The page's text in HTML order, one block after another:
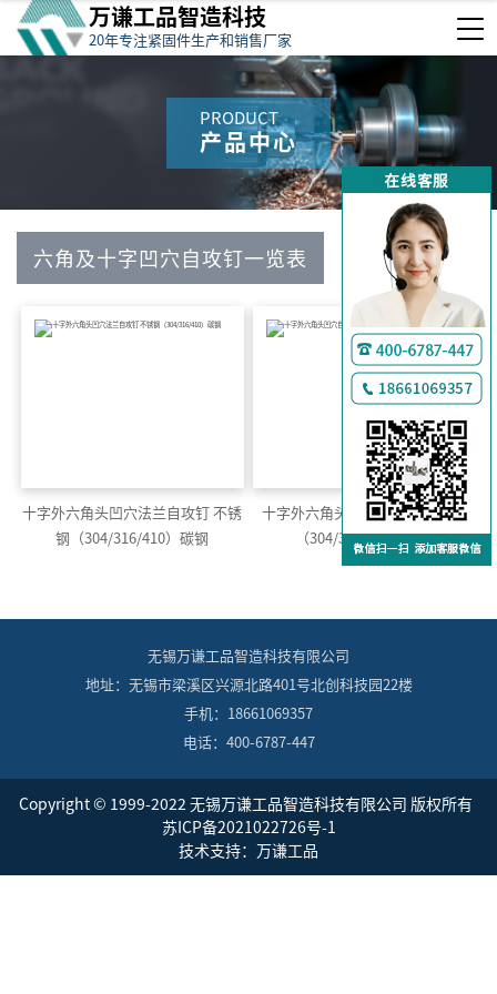
万谦工品智造科技
20年专注紧固件生产和销售厂家
PRODUCT
产品中心
六角及十字凹穴自攻钉一览表
十字外六角头凹穴法兰自攻钉 不锈
钢（304/316/410）碳钢
十字外六角头凹穴自攻钉 不锈钢
（304/316/410）碳钢
无锡万谦工品智造科技有限公司
地址：无锡市梁溪区兴源北路401号北创科技园22楼
手机：18661069357
电话：400-6787-447
Copyright © 1999-2022 无锡万谦工品智造科技有限公司 版权所有
苏ICP备2021022726号-1
技术支持：万谦工品
千